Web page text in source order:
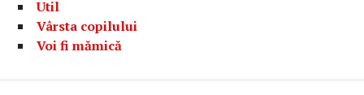
Util
Vârsta copilului
Voi fi mămică